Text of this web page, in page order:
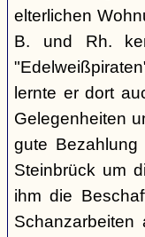
elterlichen
B. und Rh.
lernte er dort
Gelegenheiten
gute
Steinbrück um
ihm die
Schanzarbeiten